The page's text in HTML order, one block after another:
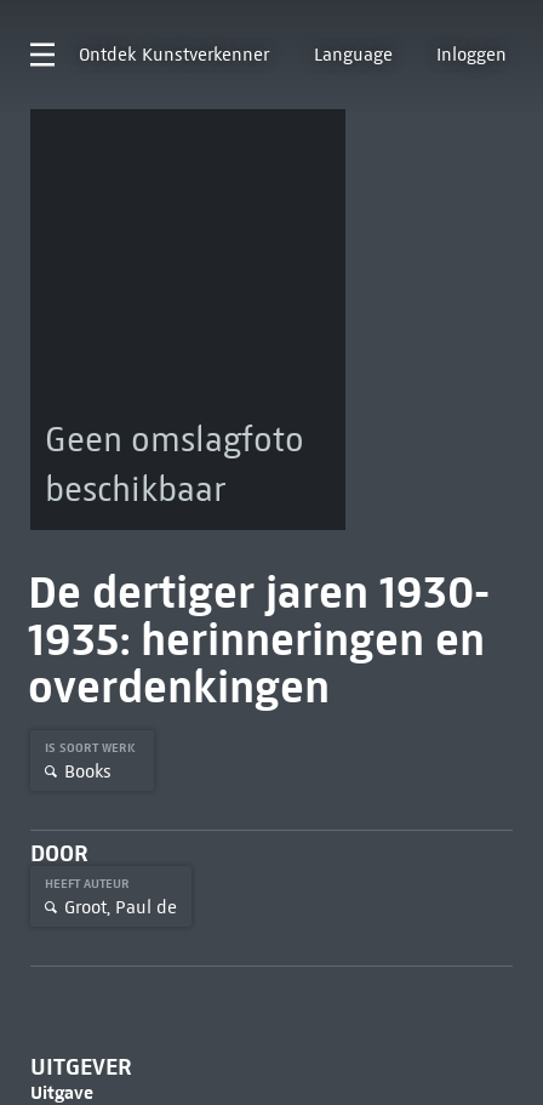
Ontdek Kunstverkenner Language Inloggen
Geen omslagfoto
beschikbaar
De dertiger jaren 1930-
1935: herinneringen en
overdenkingen
IS SOORT WERK
Books
DOOR
HEEFT AUTEUR
Groot, Paul de
UITGEVER
Uitgave